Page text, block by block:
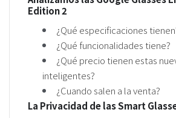
Edition 2
¿Qué especificaciones
¿Qué funcionalidades tiene?
¿Qué precio tienen estas
inteligentes?
¿Cuando salen a la venta?
La Privacidad de las Smart